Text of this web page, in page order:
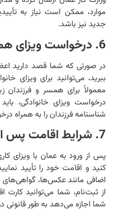
موارد، ممکن است نیاز به
جدید نیز باشد.
6. درخواست ویزای همراه (ویزای خانوادگی)
در صورتی که شما قصد دارید
ببرید، می‌توانید برای ویزای
درخواست ویزای خانوادگی،
شناسنامه فرزندان را به همراه
7. شرایط اقامت پس از ورود به عمان
پس از ورود به عمان با ویزای
کنید و اقامت خود را تأیید
اضافی مانند عکس‌ها،
از ثبت‌نام، شما می‌توانید کارت
شما اجازه می‌دهد به طور قانونی